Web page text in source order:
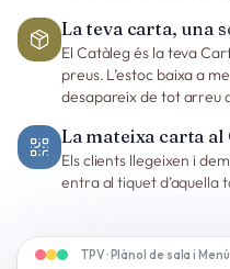
La teva carta, una
El Catàleg és la teva
preus. L’estoc baixa a
desapareix de tot arreu
La mateixa carta al
Els clients llegeixen i
entra al tiquet d’aquella
TPV · Plànol de sala i Menú